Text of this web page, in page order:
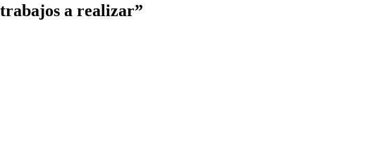
a realizar”